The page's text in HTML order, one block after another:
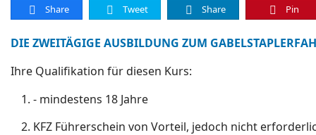
Share Tweet Share Pin
DIE ZWEITÄGIGE AUSBILDUNG ZUM
Ihre Qualifikation für diesen Kurs:
- mindestens 18 Jahre
KFZ Führerschein von Vorteil, jedoch nicht